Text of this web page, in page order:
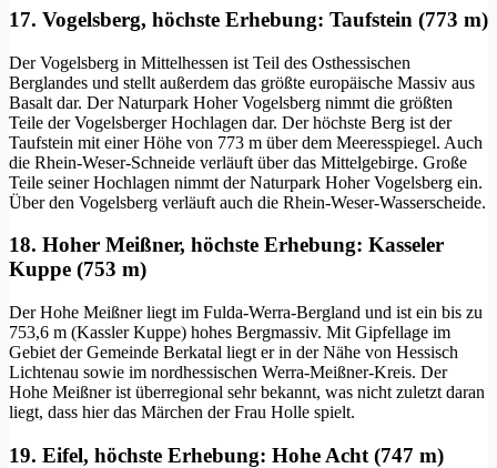
17. Vogelsberg, höchste Erhebung: Taufstein (773 m)
Der Vogelsberg in Mittelhessen ist Teil des Osthessischen
Berglandes und stellt außerdem das größte europäische Massiv aus
Basalt dar. Der Naturpark Hoher Vogelsberg nimmt die größten
Teile der Vogelsberger Hochlagen dar. Der höchste Berg ist der
Taufstein mit einer Höhe von 773 m über dem Meeresspiegel. Auch
die Rhein-Weser-Schneide verläuft über das Mittelgebirge. Große
Teile seiner Hochlagen nimmt der Naturpark Hoher Vogelsberg ein.
Über den Vogelsberg verläuft auch die Rhein-Weser-Wasserscheide.
18. Hoher Meißner, höchste Erhebung: Kasseler
Kuppe (753 m)
Der Hohe Meißner liegt im Fulda-Werra-Bergland und ist ein bis zu
753,6 m (Kassler Kuppe) hohes Bergmassiv. Mit Gipfellage im
Gebiet der Gemeinde Berkatal liegt er in der Nähe von Hessisch
Lichtenau sowie im nordhessischen Werra-Meißner-Kreis. Der
Hohe Meißner ist überregional sehr bekannt, was nicht zuletzt daran
liegt, dass hier das Märchen der Frau Holle spielt.
19. Eifel, höchste Erhebung: Hohe Acht (747 m)